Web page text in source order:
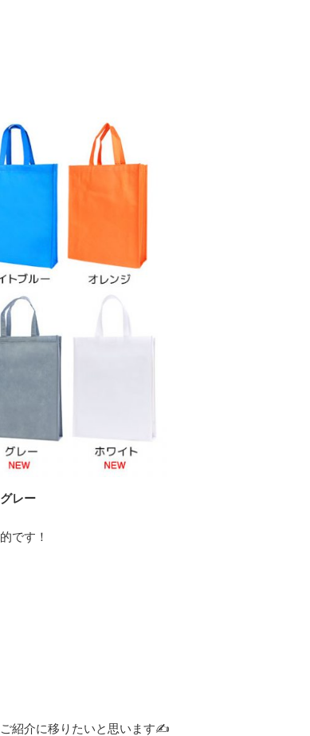
レー
です！
紹介に移りたいと思います✍